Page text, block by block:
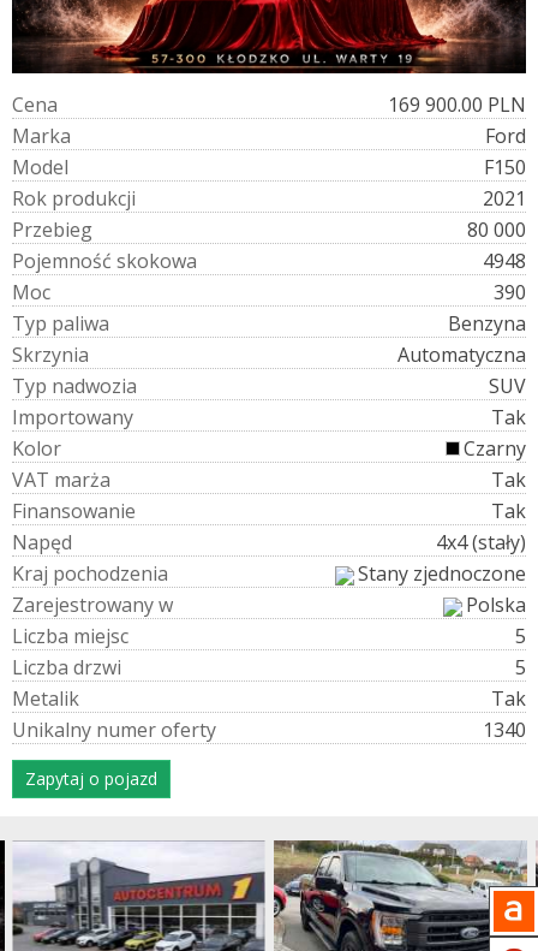
Cena
169 900.00 PLN
Marka
Ford
Model
F150
Rok produkcji
2021
Przebieg
80 000
Pojemność skokowa
4948
Moc
390
Typ paliwa
Benzyna
Skrzynia
Automatyczna
Typ nadwozia
SUV
Importowany
Tak
Kolor
Czarny
VAT marża
Tak
Finansowanie
Tak
Napęd
4x4 (stały)
Kraj pochodzenia
Stany zjednoczone
Zarejestrowanyw
Polska
Liczba miejsc
5
Liczba drzwi
5
Metalik
Tak
Unikalny numeroferty 1340
Zapytaj o pojazd